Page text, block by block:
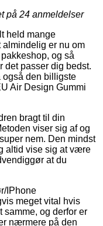
på 24 anmeldelser
held mange
almindelig er nu om
og så
det passer dig bedst.
også den billigste
Air Design Gummi
bragt til din
viser sig af og
nem. Den mindst
altid vise sig at være
at du
IPhone
meget vital hvis
samme, og derfor er
nærmere på den